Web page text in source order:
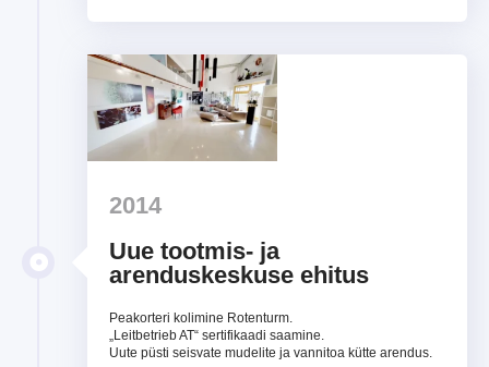
2014
Uue tootmis- ja
arenduskeskuse ehitus
Peakorteri kolimine Rotenturm.
„Leitbetrieb AT“ sertifikaadi saamine.
Uute püsti seisvate mudelite ja vannitoa kütte arendus.